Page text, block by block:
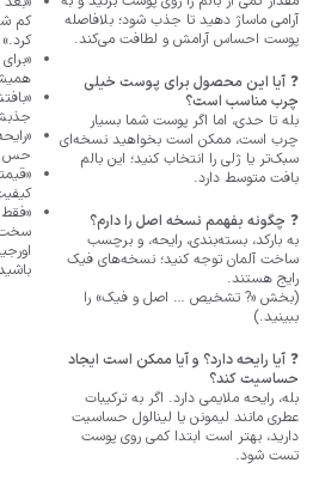
آرامی ماساژ دهید تا جذب شود؛ بلافاصله
پوست احساس آرامش و لطافت می‌کند.
❓ آیا این محصول برای پوست خیلی
چرب مناسب است؟
بله تا حدی، اما اگر پوست شما بسیار
چرب است، ممکن است بخواهید نسخه‌ای
سبک‌تر یا ژلی را انتخاب کنید؛ این بالم
بافت متوسط دارد.
❓ چگونه بفهمم نسخه اصل را دارم؟
به بارکد، بسته‌بندی، رایحه، و برچسب
ساخت آلمان توجه کنید؛ نسخه‌های فیک
رایج هستند.
(بخش «? تشخیص … اصل و فیک» را
ببینید.)
❓ آیا رایحه دارد؟ و آیا ممکن است ایجاد
حساسیت کند؟
بله، رایحه ملایمی دارد. اگر به ترکیبات
عطری مانند لیمونن یا لینالول حساسیت
دارید، بهتر است ابتدا کمی روی پوست
تست شود.
کم
کرد.»
حس
سخت